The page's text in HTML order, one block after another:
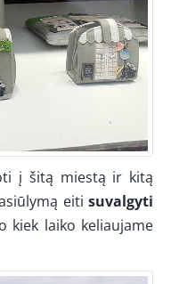
į šitą miestą ir kitą
eiti suvalgyti
kiek laiko keliaujame